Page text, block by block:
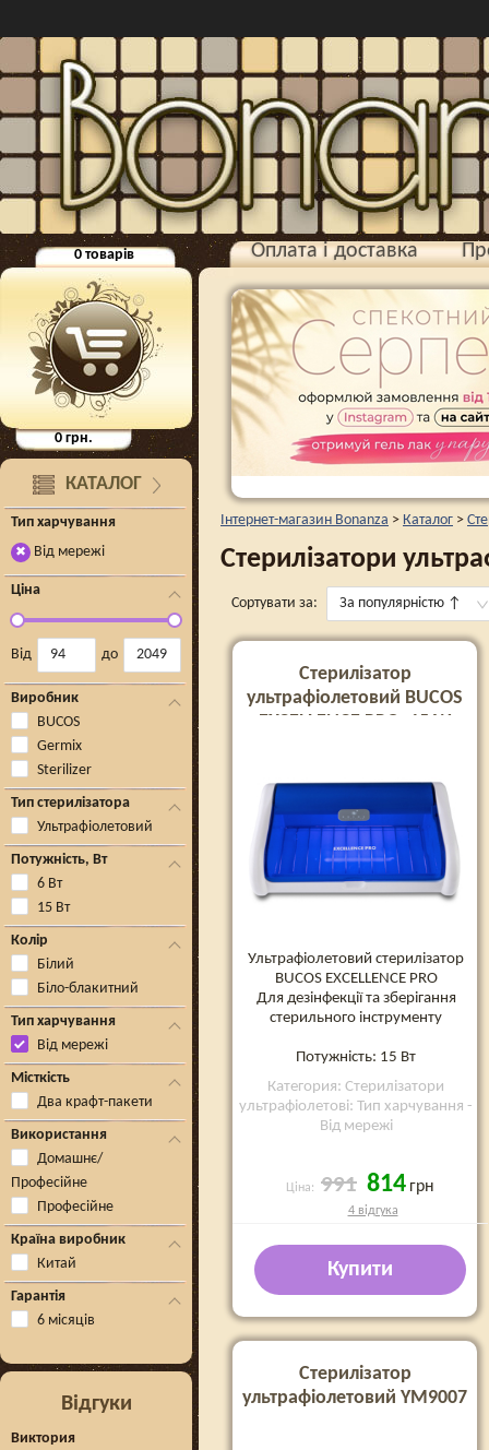
0 товарів
0грн.
КАТАЛОГ
Тип харчування
✖ Від мережі
Ціна
Від до
Виробник
BUCOS
Germix
Sterilizer
Тип стерилізатора
Ультрафіолетовий
Потужність, Вт
6 Вт
15 Вт
Колір
Білий
Біло-блакитний
Тип харчування
Від мережі
Місткість
Два крафт-пакети
Використання
Домашнє/
Професійне
Професійне
Країна виробник
Китай
Гарантія
6 місяців
Відгуки
Виктория
Оплата і доставка
Інтернет-магазин Bonanza > Каталог >
Стерилізатори
Сортувати за: За популярністю ↑
Стерилізатор
ультрафіолетовий BUCOS
EXCELLENCE PRO, 15 W
Ультрафіолетовий стерилізатор
BUCOS EXCELLENCE PRO
Для дезінфекції та зберігання
стерильного інструменту
Потужність: 15 Вт
Категория: Стерилізатори
ультрафіолетові: Тип харчування -
Від мережі
Ціна: 991 814 грн
4 відгука
Купити
Стерилізатор
ультрафіолетовий YM9007